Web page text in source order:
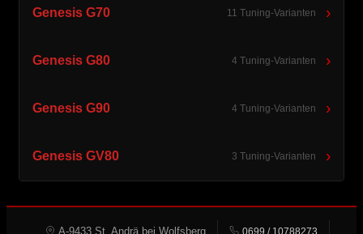
Genesis G70 11 Tuning-Varianten ›
Genesis G80 4 Tuning-Varianten ›
Genesis G90 4 Tuning-Varianten ›
Genesis GV80 3 Tuning-Varianten ›
A-9433 St. Andrä bei Wolfsberg 0699 / 10788273